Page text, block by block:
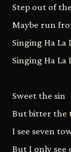
Step out of
Maybe run
Singing Ha La
Singing Ha La
Sweet the sin
But bitter the
I see seven
But I only see